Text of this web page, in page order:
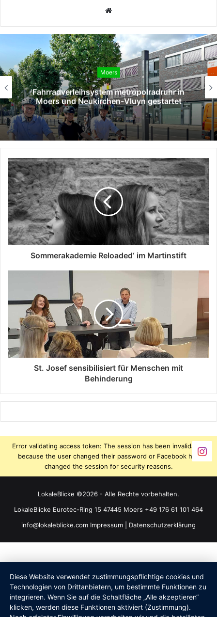
Webseite
in
Moers
SPD Moers verleiht Willy-Brandt-
an Hans Gerd Rötters
Sommerakademie Reloaded‘ im Martinstift
St. Josef sensibilisiert für Menschen mit
Behinderung
Error validating access token: The session has been invalidated
because the user changed their password or Facebook has
changed the session for security reasons.
LokaleBlicke ©2026 - Alle Rechte vorbehalten.
LokaleBlicke Eurotec-Ring 15 47445 Moers +49 176 61 101 464
info@lokaleblicke.com Impressum Datenschutzerklärung
Diese Website verwendet zustimmungspflichtige cookies und
Technologien von Drittanbietern, um bestimmte Funktionen zu
integrieren. Wenn Sie auf die Schaltfläche „Alle akzeptieren“
klicken, werden diese Funktionen aktiviert (Zustimmung).